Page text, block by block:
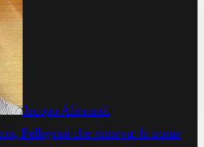
Jacopo Aliprandi
Pellegrini che rinnova: le ironie